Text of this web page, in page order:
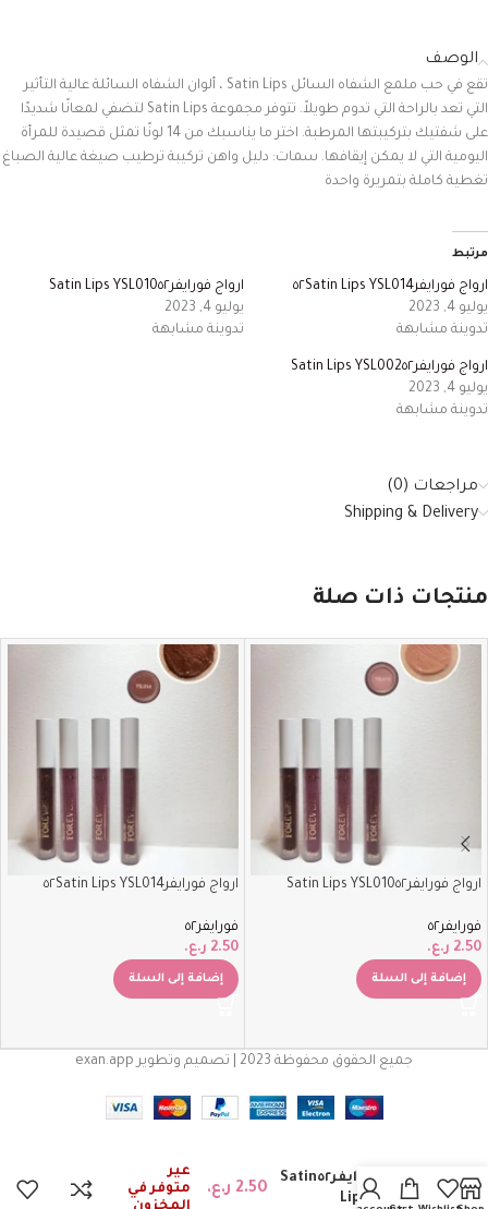
الوصف
تقع في حب ملمع الشفاه السائل ، ألوان الشفاه السائلة عالية التأثير
التي تعد بالراحة التي تدوم طويلاً. تتوفر مجموعة لتضفي لمعانًا شديدًا
على شفتيك بتركيبتها المرطبة. اختر ما يناسبك من لونًا تمثل قصيدة للمرأة
اليومية التي لا يمكن إيقافها. سمات: دليل واهن تركيبة ترطيب صيغة عالية الصباغ
تغطية كاملة بتمريرة واحدة
مرتبط
ارواج فورايفر٥٢Satin Lips YSL014
يوليو 4, 2023
تدوينة مشابهة
ارواج فورايفر٥٢‏Satin Lips YSL010
يوليو 4, 2023
تدوينة مشابهة
ارواج فورايفر٥٢‏Satin Lips YSL002
يوليو 4, 2023
تدوينة مشابهة
مراجعات (0)
Shipping & Delivery
منتجات ذات صلة
ارواج فورايفر٥٢‏Satin Lips YSL010
فورايفر٥٢
2.50 ر.ع.
إضافة إلى السلة
ارواج فورايفر٥٢Satin Lips YSL014
فورايفر٥٢
2.50 ر.ع.
إضافة إلى السلة
جميع الحقوق محفوظة 2023 | تصميم وتطوير exan.app
ارواج فورايفر٥٢‏Satin
Lips YSL012
2.50 ر.ع.
غير
متوفر في